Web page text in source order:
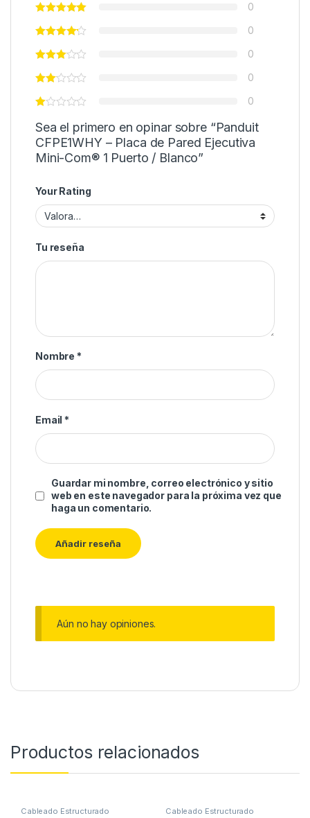
0
0
0
0
0
Sea el primero en opinar sobre “Panduit
CFPE1WHY – Placa de Pared Ejecutiva
Mini-Com® 1 Puerto / Blanco”
Your Rating
Tu reseña
Nombre *
Email *
Guardar mi nombre, correo electrónico y sitio
web en este navegador para la próxima vez que
haga un comentario.
Aún no hay opiniones.
Productos relacionados
Cableado Estructurado Cableado Estructurado